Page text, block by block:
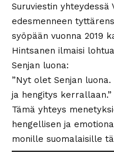
Suruviestin
edesmenneen
syöpään vuonna 2019
Hintsanen ilmaisi
Senjan luona:
”Nyt olet Senjan
ja hengitys kerrallaan.”
Tämä yhteys
hengellisen ja
monille suomalaisille